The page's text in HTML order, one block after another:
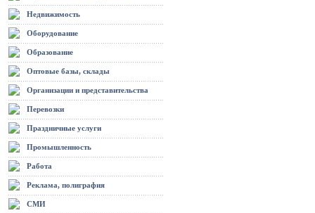
Недвижимость
Оборудование
Образование
Оптовые базы, склады
Организации и представительства
Перевозки
Праздничные услуги
Промышленность
Работа
Реклама, полиграфия
СМИ